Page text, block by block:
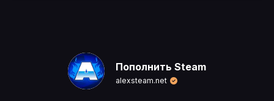
Пополнить Steam
alexsteam.net